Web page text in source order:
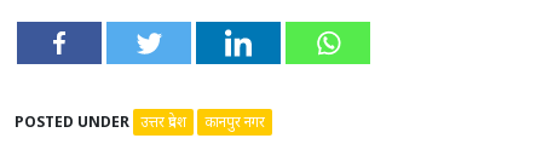
POSTED UNDER उत्तर प्रदेश कानपुर नगर